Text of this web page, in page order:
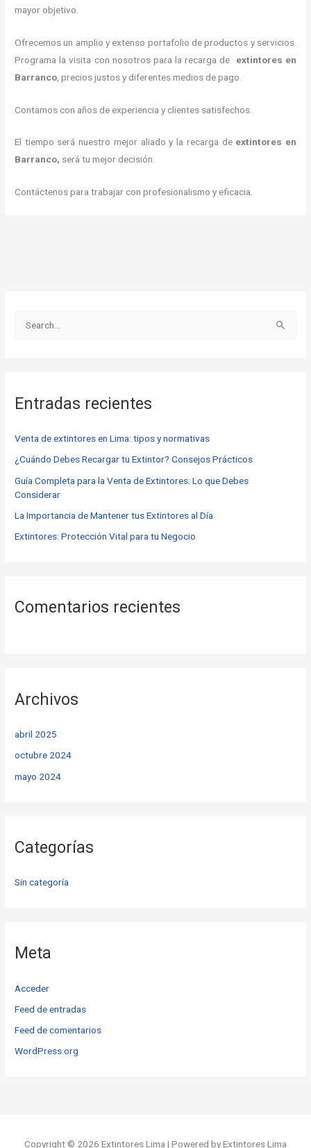
mayor objetivo.
Ofrecemos un amplio y extenso portafolio de productos y servicios.
Programa la visita con nosotros para la recarga de extintores en
Barranco , precios justos y diferentes medios de pago.
Contamos con años de experiencia y clientes satisfechos.
El tiempo será nuestro mejor aliado y la recarga de extintores en
Barranco, será tu mejor decisión.
Contáctenos para trabajar con profesionalismo y eficacia.
a
p
o
r
:
Entradas recientes
Venta de extintores en Lima: tipos y normativas
¿Cuándo Debes Recargar tu Extintor? Consejos Prácticos
Guía Completa para la Venta de Extintores: Lo que Debes
Considerar
La Importancia de Mantener tus Extintores al Día
Extintores: Protección Vital para tu Negocio
Comentarios recientes
Archivos
abril 2025
octubre 2024
mayo 2024
Categorías
Sin categoría
Meta
Acceder
Feed de entradas
Feed de comentarios
WordPress.org
Copyright © 2026 Extintores Lima | Powered by Extintores Lima